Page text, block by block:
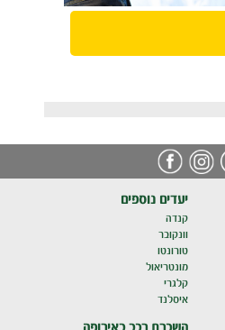
יעדים נוספים
קנדה
וונקובר
טורונטו
מונטריאול
קלגרי
איסלנד